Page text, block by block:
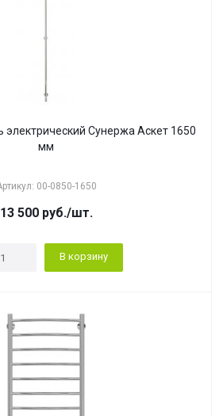
электрический Сунержа Аскет 1650
мм
00-0850-1650
13 500руб./шт.
В корзину